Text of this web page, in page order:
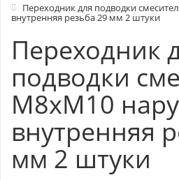
Переходник для подводки
внутренняя резьба 29 мм 2 штуки
Переходник
подводки
M8xM10
внутренняя
мм 2 штуки